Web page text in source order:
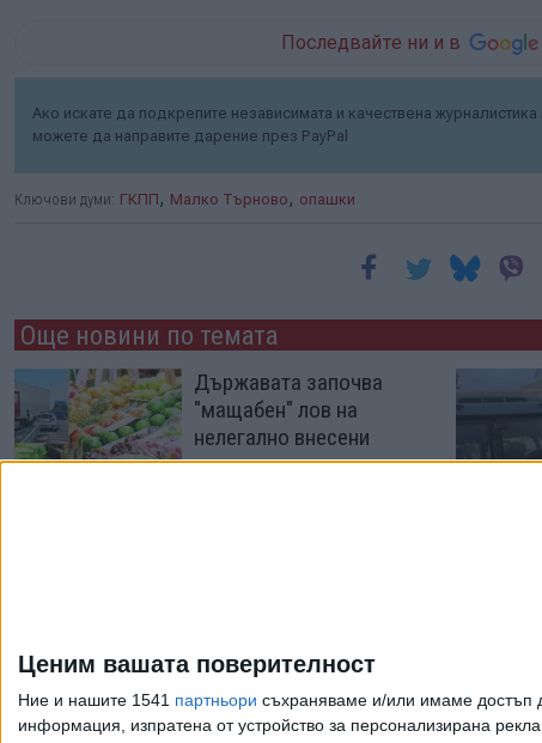
Ценим вашата поверителност
Ние и нашите 1541 партньори съхраняваме и/или имаме достъп
информация, изпратена от устройство за персонализирана
Последвайте ни и в
Ако искате да подкрепите независимата и качествена журналистика
можете да направите дарение през PayPal
Ключови думи: ГКПП , Малко Търново , опашки
Още новини по темата
Държавата започва
"мащабен" лов на
нелегално внесени
плодове и зеленчуци
Капъкуле"